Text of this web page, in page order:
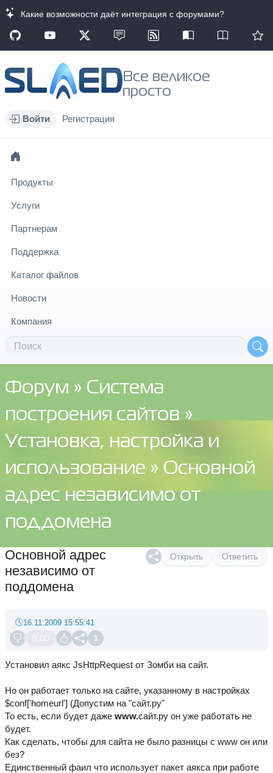
Какие возможности даёт интеграция с форумами?
Все великое
просто
Войти Регистрация
Продукты
Услуги
Партнерам
Поддержка
Каталог файлов
Новости
Компания
Форум » Система
построения сайтов »
Установка, настройка и
использование » Основной
адрес независимо от
поддомена
Открыть Ответить
Основной адрес
независимо от
поддомена
0.00 1
16.11.2009 15:55:41
Установил аякс JsHttpRequest от Зомби на сайт.
Но он работает только на сайте, указанному в настройках
$conf['homeurl'] (Допустим на "сайт.ру"
То есть, если будет даже www.сайт.ру он уже работать не
будет.
Как сделать, чтобы для сайта не было разницы с www он или
без?
Единственный фаил что использует пакет аякса при работе